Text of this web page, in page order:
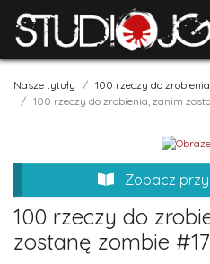
Nasze tytuły
100 rzeczy do
100 rzeczy do zrobienia, zanim
Zobacz
100 rzeczy do
zostanę zombie #17